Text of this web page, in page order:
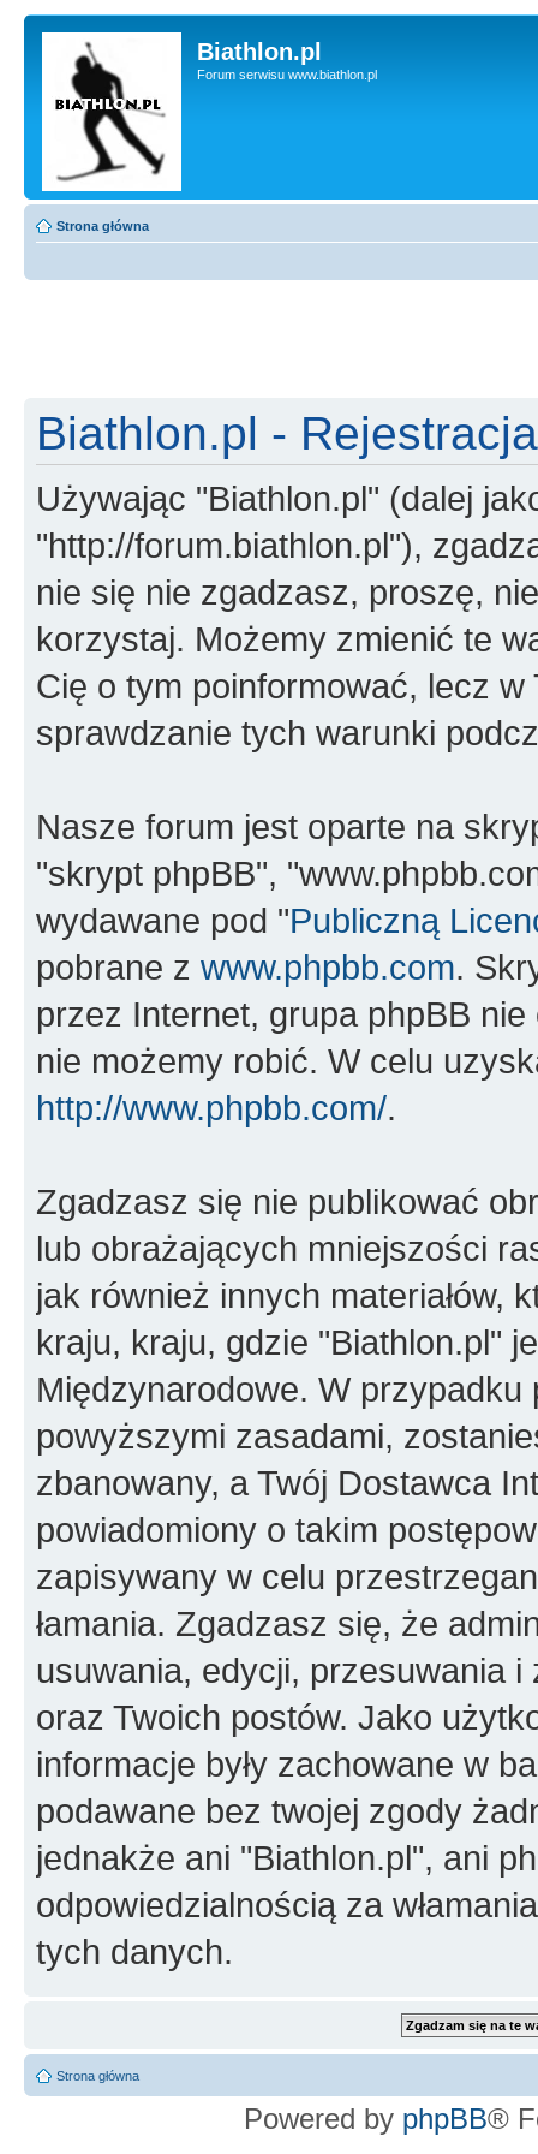
Biathlon.pl
Forum serwisu www.biathlon.pl
Strona główna
Biathlon.pl - Rejestracja
Używając "Biathlon.pl" (dalej
"http://forum.biathlon.pl"),
nie się nie zgadzasz, proszę,
korzystaj. Możemy zmienić te
Cię o tym poinformować, lecz
sprawdzanie tych warunki
Nasze forum jest oparte na
"skrypt phpBB",
wydawane pod "Publiczną
pobrane z www.phpbb.com.
przez Internet, grupa phpBB
nie możemy robić. W celu
http://www.phpbb.com/.
Zgadzasz się nie publikować
lub obrażających mniejszości
jak również innych materiałów,
kraju, kraju, gdzie "Biathlon.pl"
Międzynarodowe. W
powyższymi zasadami,
zbanowany, a Twój Dostawca
powiadomiony o takim
zapisywany w celu
łamania. Zgadzasz się, że
usuwania, edycji, przesuwania
oraz Twoich postów. Jako
informacje były zachowane w
podawane bez twojej zgody
jednakże ani "Biathlon.pl", ani
odpowiedzialnością za
tych danych.
Strona główna
Powered by phpBB®